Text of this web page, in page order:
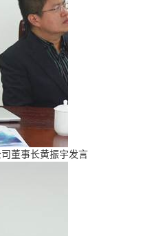
董事长黄振宇发言